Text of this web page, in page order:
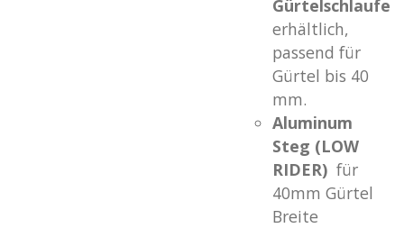
Gürtelschlaufe
erhältlich,
passend für
Gürtel bis 40
mm.
Aluminum
Steg (LOW
RIDER) für
40mm Gürtel
Breite